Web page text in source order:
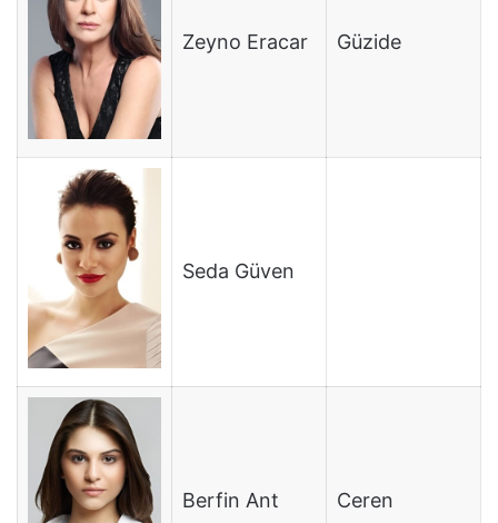
Zeyno Eracar Güzide
Seda Güven
Berfin Ant Ceren